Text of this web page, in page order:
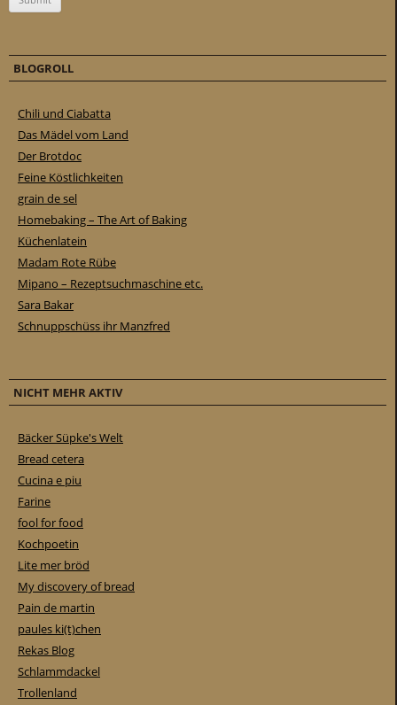
BLOGROLL
Chili und Ciabatta
Das Mädel vom Land
Der Brotdoc
Feine Köstlichkeiten
grain de sel
Homebaking – The Art of Baking
Küchenlatein
Madam Rote Rübe
Mipano – Rezeptsuchmaschine etc.
Sara Bakar
Schnuppschüss ihr Manzfred
NICHT MEHR AKTIV
Bäcker Süpke's Welt
Bread cetera
Cucina e piu
Farine
fool for food
Kochpoetin
Lite mer bröd
My discovery of bread
Pain de martin
paules ki(t)chen
Rekas Blog
Schlammdackel
Trollenland